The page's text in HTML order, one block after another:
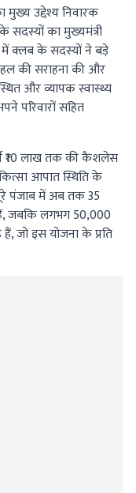
उद्देश्य निवारक
सदस्यों का मुख्यमंत्री
क्लब के सदस्यों ने बड़े
की सराहना की और
और व्यापक स्वास्थ्य
परिवारों सहित
₹10 लाख तक की कैशलेस
आपात स्थिति के
पूरे पंजाब में अब तक 35
जबकि लगभग 50,000
जो इस योजना के प्रति